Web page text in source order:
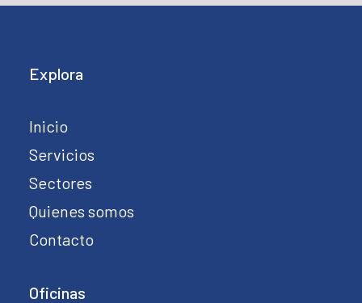
Explora
Inicio
Servicios
Sectores
Quienes somos
Contacto
Oficinas